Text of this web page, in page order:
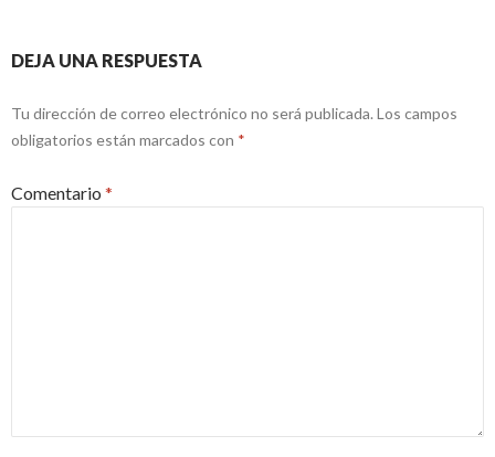
DEJA UNA RESPUESTA
Tu dirección de correo electrónico no será publicada. Los campos
obligatorios están marcados con *
Comentario *